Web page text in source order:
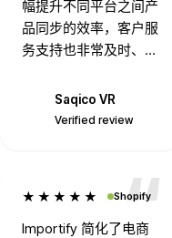
幅提升不同平台之间产
品同步的效率，客户服
务支持也非常及时、细
Saqico VR
Verified review
★★★★★ Shopify
Importify 简化了电商